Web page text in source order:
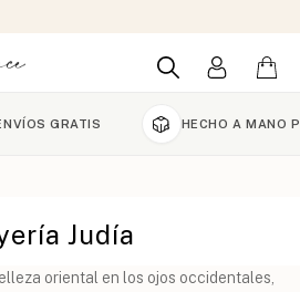
GRATIS HECHO A MANO POR
Judía
oriental en los ojos occidentales,